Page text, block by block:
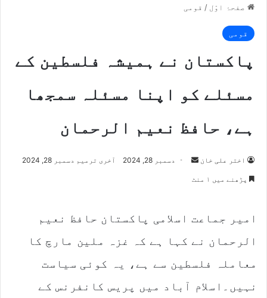
صفحۂ اوّل / قومی
قومی
پاکستان نے ہمیشہ فلسطین کے
مسئلے کو اپنا مسئلہ سمجھا
ہے، حافظ نعیم الرحمان
اختر علی خان
m
دسمبر 28, 2024 آخری ترمیم دسمبر 28, 2024
پڑھنے میں ۱ منٹ
امیر جماعت اسلامی پاکستان حافظ نعیم
الرحمان نے کہا ہے کہ غزہ ملین مارچ کا
معاملہ فلسطین سے ہے، یہ کوئی سیاست
نہیں۔اسلام آباد میں پریس کانفرنس کے